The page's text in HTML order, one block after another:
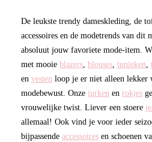
De leukste trendy dameskleding, de
accessoires en de modetrends van
absoluut jouw favoriete mode-item.
met mooie blazers blouses tunieken
en vesten loop je er niet alleen lekker
modebewust. Onze jurken en rokjes
vrouwelijke twist. Liever een stoere
allemaal! Ook vind je voor ieder
bijpassende accessoires en schoenen